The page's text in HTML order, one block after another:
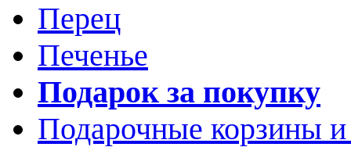
Перец
Печенье
Подарок за покупку
Подарочные корзины